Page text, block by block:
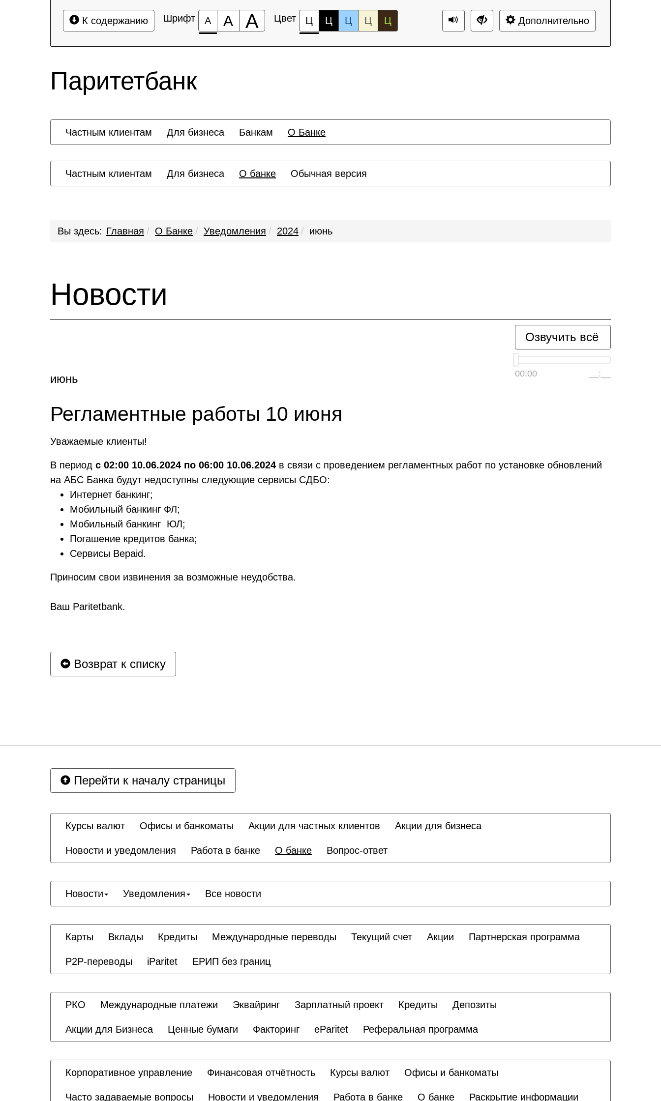
К содержанию Шрифт А А А Цвет Ц Ц Ц Ц Ц Дополнительно
Паритетбанк
Частным клиентам Для бизнеса Банкам О Банке
Частным клиентам Для бизнеса О банке Обычная версия
Вы здесь: Главная О Банке Уведомления 2024 июнь
Новости
Озвучить всё
00:00 __:__
июнь
Регламентные работы 10 июня
Уважаемые клиенты!
В период с 02:00 10.06.2024 по 06:00 10.06.2024 в связи с проведением регламентных работ по установке обновлений
на АБС Банка будут недоступны следующие сервисы СДБО:
Интернет банкинг;
Мобильный банкинг ФЛ;
Мобильный банкинг ЮЛ;
Погашение кредитов банка;
Сервисы Bepaid.
Приносим свои извинения за возможные неудобства.
Ваш Paritetbank.
Возврат к списку
Перейти к началу страницы
Курсы валют Офисы и банкоматы Акции для частных клиентов Акции для бизнеса
Новости и уведомления Работа в банке О банке Вопрос-ответ
Новости Уведомления Все новости
Карты Вклады Кредиты Международные переводы Текущий счет Акции Партнерская программа
P2P-переводы iParitet ЕРИП без границ
РКО Международные платежи Эквайринг Зарплатный проект Кредиты Депозиты
Акции для Бизнеса Ценные бумаги Факторинг eParitet Реферальная программа
Корпоративное управление Финансовая отчётность Курсы валют Офисы и банкоматы
Часто задаваемые вопросы Новости и уведомления Работа в банке О банке Раскрытие информации